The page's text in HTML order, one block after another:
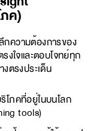
ภค)
ลึกความต้องการของ
งใจและตอบโจทย์ทุก
ตรงประเด็น
โภคที่อยู่ในบนโลก
tools)